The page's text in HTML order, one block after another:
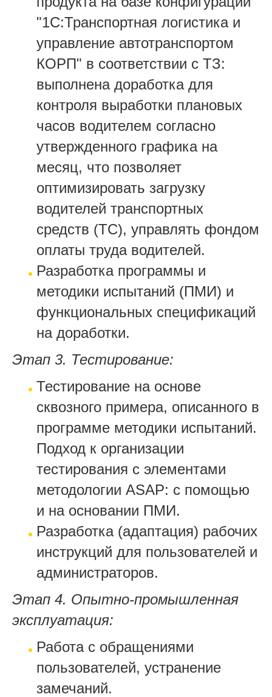
"1С:Транспортная логистика и
управление автотранспортом
КОРП" в соответствии с ТЗ:
выполнена доработка для
контроля выработки плановых
часов водителем согласно
утвержденного графика на
месяц, что позволяет
оптимизировать загрузку
водителей транспортных
средств (ТС), управлять фондом
оплаты труда водителей.
Разработка программы и
методики испытаний (ПМИ) и
функциональных спецификаций
на доработки.
Этап 3. Тестирование:
Тестирование на основе
сквозного примера, описанного в
программе методики испытаний.
Подход к организации
тестирования c элементами
методологии ASAP: с помощью
и на основании ПМИ.
Разработка (адаптация) рабочих
инструкций для пользователей и
администраторов.
Этап 4. Опытно-промышленная
эксплуатация:
Работа с обращениями
пользователей, устранение
замечаний.